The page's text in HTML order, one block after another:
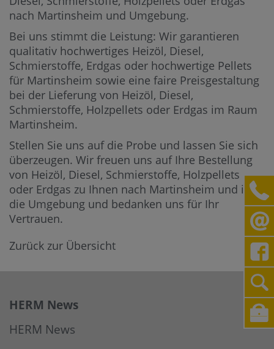
nach Martinsheim und Umgebung.
Bei uns stimmt die Leistung: Wir garantieren
qualitativ hochwertiges Heizöl, Diesel,
Schmierstoffe, Erdgas oder hochwertige Pellets
für Martinsheim sowie eine faire Preisgestaltung
bei der Lieferung von Heizöl, Diesel,
Schmierstoffe, Holzpellets oder Erdgas im Raum
Martinsheim.
Stellen Sie uns auf die Probe und lassen Sie sich
überzeugen. Wir freuen uns auf Ihre Bestellung
von Heizöl, Diesel, Schmierstoffe, Holzpellets
oder Erdgas zu Ihnen nach Martinsheim und in
die Umgebung und bedanken uns für Ihr
Vertrauen.
Zurück zur Übersicht
HERM News
HERM News